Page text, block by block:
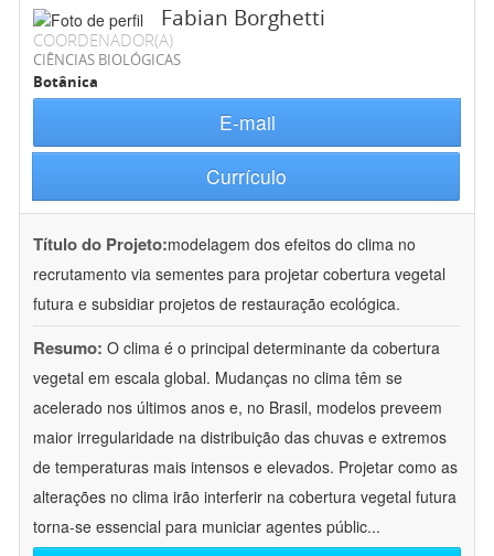
Fabian Borghetti
COORDENADOR(A)
CIÊNCIAS BIOLÓGICAS
Botânica
E-mail
Currículo
Título do Projeto:modelagem dos efeitos do clima no
recrutamento via sementes para projetar cobertura vegetal
futura e subsidiar projetos de restauração ecológica.
Resumo: O clima é o principal determinante da cobertura
vegetal em escala global. Mudanças no clima têm se
acelerado nos últimos anos e, no Brasil, modelos preveem
maior irregularidade na distribuição das chuvas e extremos
de temperaturas mais intensos e elevados. Projetar como as
alterações no clima irão interferir na cobertura vegetal futura
torna-se essencial para municiar agentes públic...